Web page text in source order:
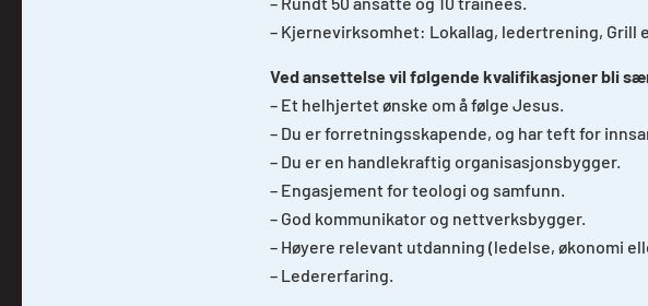
– Kjernevirksomhet: Lokallag, ledertrening, Grill
Ved ansettelse vil følgende kvalifikasjoner bli
– Et helhjertet ønske om å følge Jesus.
– Du er forretningsskapende, og har teft for
– Du er en handlekraftig organisasjonsbygger.
– Engasjement for teologi og samfunn.
– God kommunikator og nettverksbygger.
– Høyere relevant utdanning (ledelse, økonomi
– Ledererfaring.